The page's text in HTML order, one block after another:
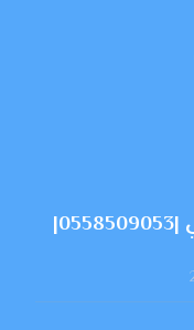
شركة تركيب انترلوك في دبي |0558509053|